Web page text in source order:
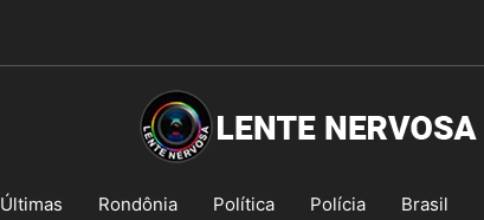
Últimas Rondônia Política Polícia Brasil